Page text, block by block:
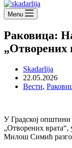
Menu
Раковица:
„Отворених
Skadarlija
22.05.2026
Вести,
У Градској општини
„Отворених врата“,
Милош Симић